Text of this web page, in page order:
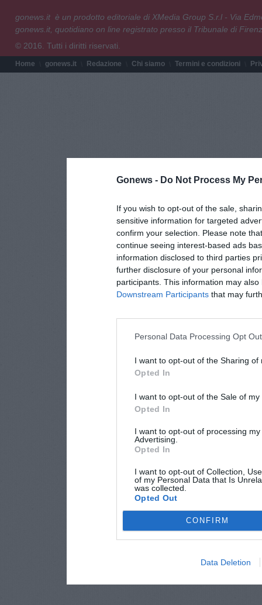
Gonews - Do Not Process My
If you wish to opt-out of the sale,
sensitive information for targeted
confirm your selection. Please note
continue seeing interest-based ads
information disclosed to third parties
further disclosure of your personal
participants. This information may
Downstream Participants that may
Personal Data Processing Opt
I want to opt-out of the Sharing of
Opted In
I want to opt-out of the Sale of
Opted In
I want to opt-out of processing
Advertising.
Opted In
I want to opt-out of Collection,
of my Personal Data that Is
was collected.
Opted Out
CONFIRM
Data Deletion
gonews.it è un prodotto editoriale di XMedia Group S.r.l - Via
gonews.it, quotidiano on line registrato presso il Tribunale di
© 2016. Tutti i diritti riservati.
Home gonews.it Redazione Chi siamo Termini e condizioni